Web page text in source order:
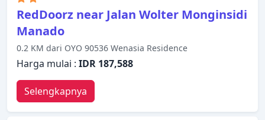
RedDoorz near Jalan Wolter Monginsidi
Manado
0.2 KM dari OYO 90536 Wenasia Residence
Harga mulai : IDR 187,588
Selengkapnya